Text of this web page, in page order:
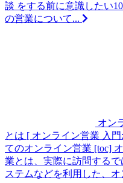
談 をする前に意識したい
の営業について...
オン
とは [ オンライン営業 入
てのオンライン営業 [toc]
業とは、実際に訪問する
ステムなどを利用した、オ